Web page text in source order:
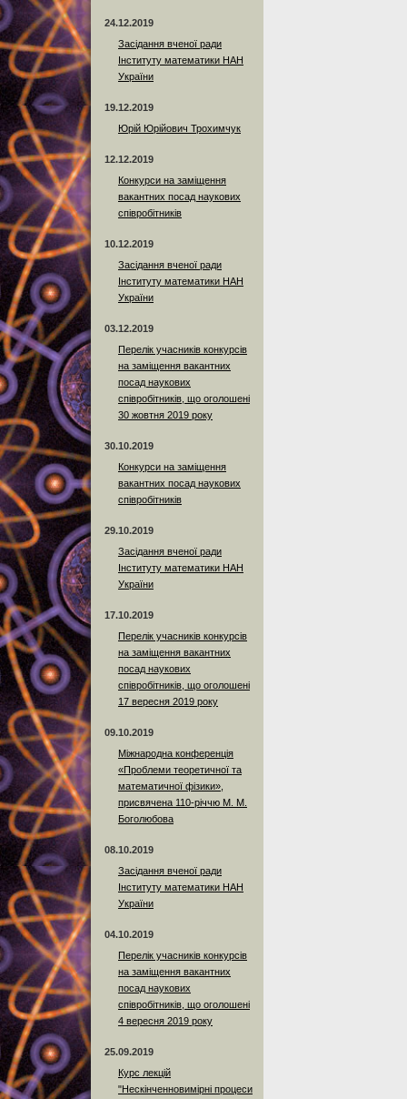
24.12.2019
Засідання вченої ради
Інституту математики НАН
України
19.12.2019
Юрій Юрійович Трохимчук
12.12.2019
Конкурси на заміщення
вакантних посад наукових
співробітників
10.12.2019
Засідання вченої ради
Інституту математики НАН
України
03.12.2019
Перелік учасників конкурсів
на заміщення вакантних
посад наукових
співробітників, що оголошені
30 жовтня 2019 року
30.10.2019
Конкурси на заміщення
вакантних посад наукових
співробітників
29.10.2019
Засідання вченої ради
Інституту математики НАН
України
17.10.2019
Перелік учасників конкурсів
на заміщення вакантних
посад наукових
співробітників, що оголошені
17 вересня 2019 року
09.10.2019
Міжнародна конференція
«Проблеми теоретичної та
математичної фізики»,
присвячена 110-річчю М. М.
Боголюбова
08.10.2019
Засідання вченої ради
Інституту математики НАН
України
04.10.2019
Перелік учасників конкурсів
на заміщення вакантних
посад наукових
співробітників, що оголошені
4 вересня 2019 року
25.09.2019
Курс лекцій
"Нескінченновимірні процеси